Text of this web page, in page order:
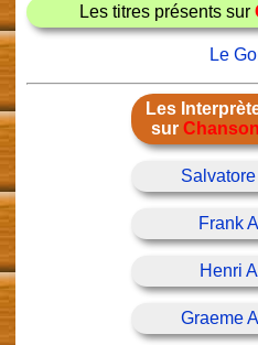
Les titres présents sur
Le
Les
sur
Frank
Henri
Graeme